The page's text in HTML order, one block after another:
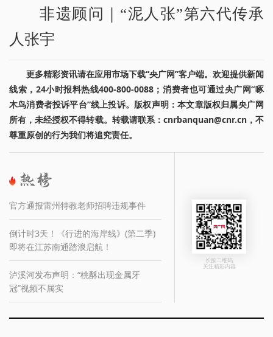
非遗顾问｜“泥人张”第六代传承
人张宇
更多精彩资讯请在应用市场下载“央广网”客户端。欢迎提供新闻
线索，24小时报料热线400-800-0088；消费者也可通过央广网“啄
木鸟消费者投诉平台”线上投诉。版权声明：本文章版权归属央广网
所有，未经授权不得转载。转载请联系：cnrbanquan@cnr.cn，不
尊重原创的行为我们将追究责任。
官方通报雷州特教老师招聘违规事件
倒计时3天！《行进的海岸线》(第二季)
即将在江苏南通踏浪启航！
泸溪河发布声明：“桃酥出现金属牙
冠”视频不属实
长按二维码
关注精彩内容